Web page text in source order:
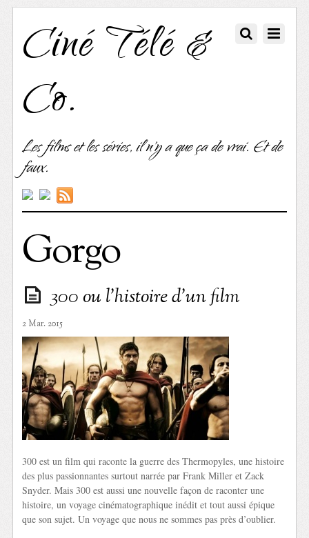
Ciné Télé &
Co.
Les films et les séries, il n'y a que ça de vrai. Et de
faux.
Gorgo
300 ou l’histoire d’un film
2 Mar. 2015
300 est un film qui raconte la guerre des Thermopyles, une histoire
des plus passionnantes surtout narrée par Frank Miller et Zack
Snyder. Mais 300 est aussi une nouvelle façon de raconter une
histoire, un voyage cinématographique inédit et tout aussi épique
que son sujet. Un voyage que nous ne sommes pas près d’oublier.